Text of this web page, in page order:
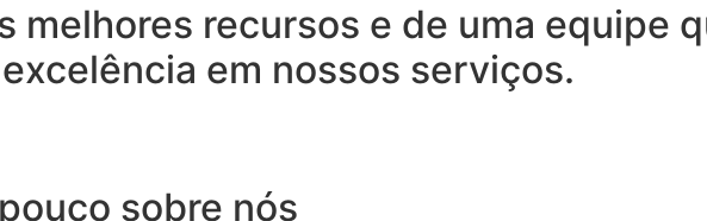
melhores recursos e de uma equipe
em nossos serviços.
sobre nós